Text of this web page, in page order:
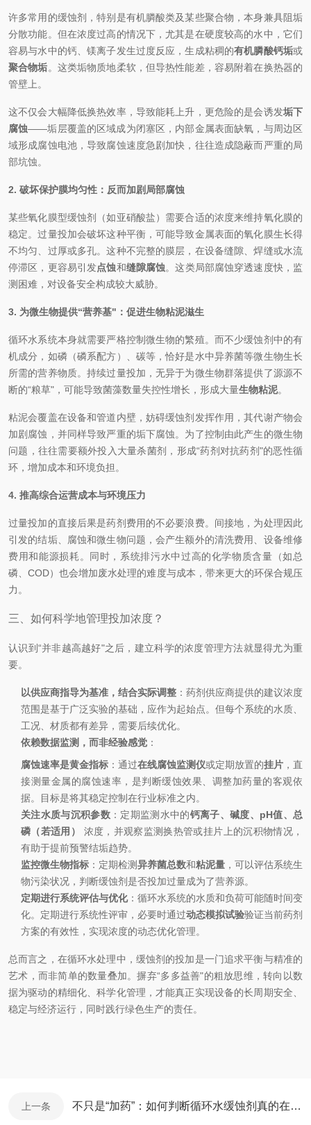
许多常用的缓蚀剂，特别是有机膦酸类及某些聚合物，本身兼具阻垢
分散功能。但在浓度过高的情况下，尤其是在硬度较高的水中，它们
容易与水中的钙、镁离子发生过度反应，生成粘稠的有机膦酸钙垢或
聚合物垢。这类垢物质地柔软，但导热性能差，容易附着在换热器的
管壁上。
这不仅会大幅降低换热效率，导致能耗上升，更危险的是会诱发垢下
腐蚀——垢层覆盖的区域成为闭塞区，内部金属表面缺氧，与周边区
域形成腐蚀电池，导致腐蚀速度急剧加快，往往造成隐蔽而严重的局
部坑蚀。
2. 破坏保护膜均匀性：反而加剧局部腐蚀
某些氧化膜型缓蚀剂（如亚硝酸盐）需要合适的浓度来维持氧化膜的
稳定。过量投加会破坏这种平衡，可能导致金属表面的氧化膜生长得
不均匀、过厚或多孔。这种不完整的膜层，在设备缝隙、焊缝或水流
停滞区，更容易引发点蚀和缝隙腐蚀。这类局部腐蚀穿透速度快，监
测困难，对设备安全构成较大威胁。
3. 为微生物提供“营养基"：促进生物粘泥滋生
循环水系统本身就需要严格控制微生物的繁殖。而不少缓蚀剂中的有
机成分，如磷（磷系配方）、碳等，恰好是水中异养菌等微生物生长
所需的营养物质。持续过量投加，无异于为微生物群落提供了源源不
断的“粮草"，可能导致菌藻数量失控性增长，形成大量生物粘泥。
粘泥会覆盖在设备和管道内壁，妨碍缓蚀剂发挥作用，其代谢产物会
加剧腐蚀，并同样导致严重的垢下腐蚀。为了控制由此产生的微生物
问题，往往需要额外投入大量杀菌剂，形成“药剂对抗药剂"的恶性循
环，增加成本和环境负担。
4. 推高综合运营成本与环境压力
过量投加的直接后果是药剂费用的不必要浪费。间接地，为处理因此
引发的结垢、腐蚀和微生物问题，会产生额外的清洗费用、设备维修
费用和能源损耗。同时，系统排污水中过高的化学物质含量（如总
磷、COD）也会增加废水处理的难度与成本，带来更大的环保合规压
力。
三、如何科学地管理投加浓度？
认识到“并非越高越好"之后，建立科学的浓度管理方法就显得尤为重
要。
以供应商指导为基准，结合实际调整 ：药剂供应商提供的建议浓度
范围是基于广泛实验的基础，应作为起始点。但每个系统的水质、
工况、材质都有差异，需要后续优化。
依赖数据监测，而非经验感觉 ：
腐蚀速率是黄金指标 ：通过在线腐蚀监测仪或定期放置的挂片 ，直
接测量金属的腐蚀速率，是判断缓蚀效果、调整加药量的客观依
据。目标是将其稳定控制在行业标准之内。
关注水质与沉积参数 ：定期监测水中的钙离子、碱度、pH值、总
磷（若适用）
浓度，并观察监测换热管或挂片上的沉积物情况，
有助于提前预警结垢趋势。
监控微生物指标 ：定期检测异养菌总数和粘泥量 ，可以评估系统生
物污染状况，判断缓蚀剂是否投加过量成为了营养源。
定期进行系统评估与优化：循环水系统的水质和负荷可能随时间变
化。定期进行系统性评审，必要时通过动态模拟试验验证当前药剂
方案的有效性，实现浓度的动态优化管理。
总而言之，在循环水处理中，缓蚀剂的投加是一门追求平衡与精准的
艺术，而非简单的数量叠加。摒弃“多多益善"的粗放思维，转向以数
据为驱动的精细化、科学化管理，才能真正实现设备的长周期安全、
稳定与经济运行，同时践行绿色生产的责任。
上一条 不只是“加药”：如何判断循环水缓蚀剂真的在保护你的设备？